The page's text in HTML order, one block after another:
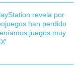
revela por
han perdido
juegos muy